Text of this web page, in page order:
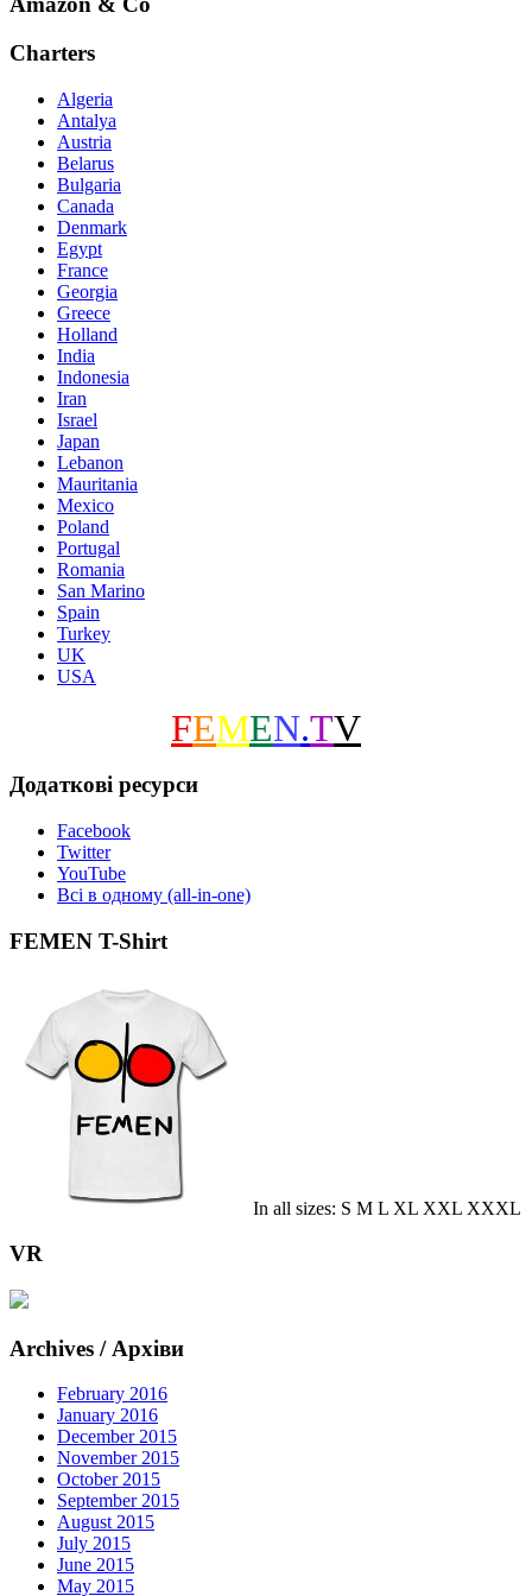
Charters
Algeria
Antalya
Austria
Belarus
Bulgaria
Canada
Denmark
Egypt
France
Georgia
Greece
Holland
India
Indonesia
Iran
Israel
Japan
Lebanon
Mauritania
Mexico
Poland
Portugal
Romania
San Marino
Spain
Turkey
UK
USA
FEMEN.TV
Додаткові ресурси
Facebook
Twitter
YouTube
Всі в одному (all-in-one)
FEMEN T-Shirt
In all sizes: S M L XL XXL XXXL
VR
Archives / Архіви
February 2016
January 2016
December 2015
November 2015
October 2015
September 2015
August 2015
July 2015
June 2015
May 2015